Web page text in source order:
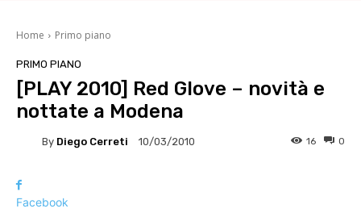
Home Primo piano
PRIMO PIANO
[PLAY 2010] Red Glove – novità e
nottate a Modena
By Diego Cerreti 10/03/2010 0
16
Facebook